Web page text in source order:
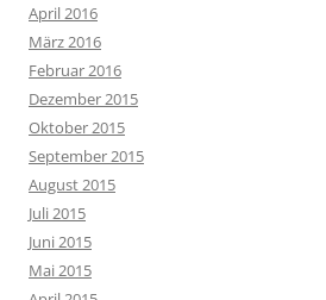
April 2016
März 2016
Februar 2016
Dezember 2015
Oktober 2015
September 2015
August 2015
Juli 2015
Juni 2015
Mai 2015